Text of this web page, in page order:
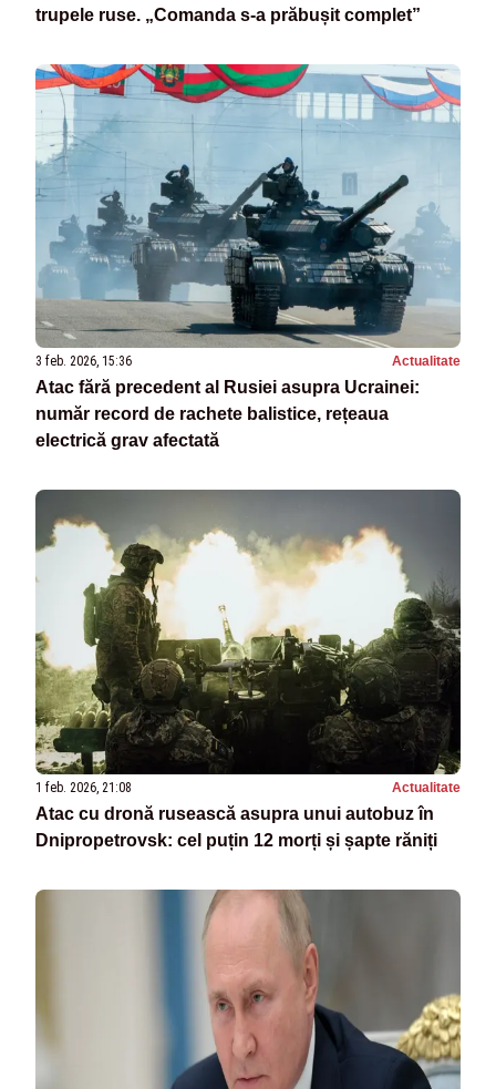
trupele ruse. „Comanda s-a prăbușit complet”
3 feb. 2026, 15:36 Actualitate
Atac fără precedent al Rusiei asupra Ucrainei:
număr record de rachete balistice, rețeaua
electrică grav afectată
1 feb. 2026, 21:08 Actualitate
Atac cu dronă rusească asupra unui autobuz în
Dnipropetrovsk: cel puțin 12 morți și șapte răniți